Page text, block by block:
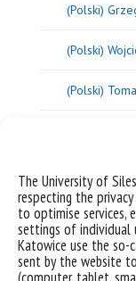
The University of
respecting the
to optimise services,
settings of individual
Katowice use the so-
sent by the website
(Polski)
(Polski)
(Polski)
(Polski)
(Polski)